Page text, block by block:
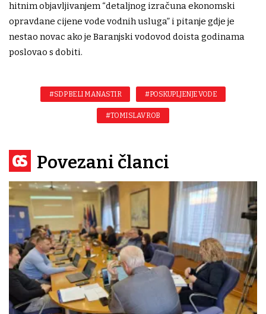
hitnim objavljivanjem “detaljnog izračuna ekonomski
opravdane cijene vode vodnih usluga” i pitanje gdje je
nestao novac ako je Baranjski vodovod doista godinama
poslovao s dobiti.
#SDP BELI MANASTIR #POSKUPLJENJE VODE
#TOMISLAV ROB
Povezani članci